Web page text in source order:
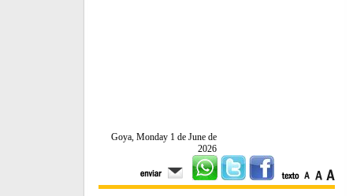
Goya, Monday 1 de June de
2026